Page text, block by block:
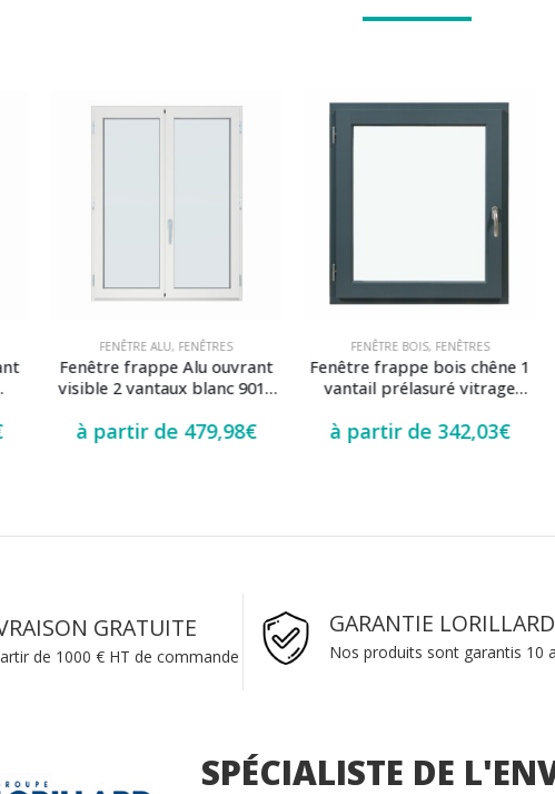
FENÊTRE ALU, FENÊTRES
Fenêtre frappe Alu ouvrant
visible 2 vantaux blanc 9016
à partir de 479,98€
FENÊTRE BOIS, FENÊTRES
Fenêtre frappe bois chêne 1
vantail prélasuré vitrage
à partir de 342,03€
GRATUITE
de 1000 € HT de commande
GARANTIE LORILLARD
Nos produits sont garantis 10
SPÉCIALISTE DE